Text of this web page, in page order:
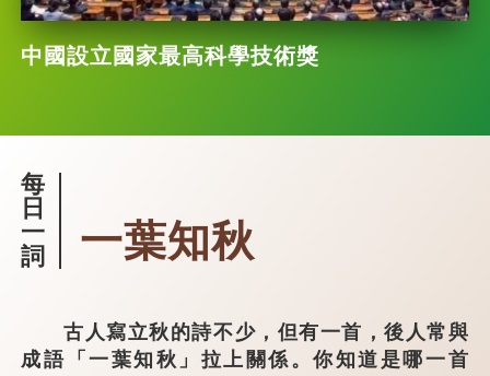
中國設立國家最高科學技術獎
每
日
一
詞
一葉知秋
古人寫立秋的詩不少，但有一首，後人常與
成語「一葉知秋」拉上關係。你知道是哪一首